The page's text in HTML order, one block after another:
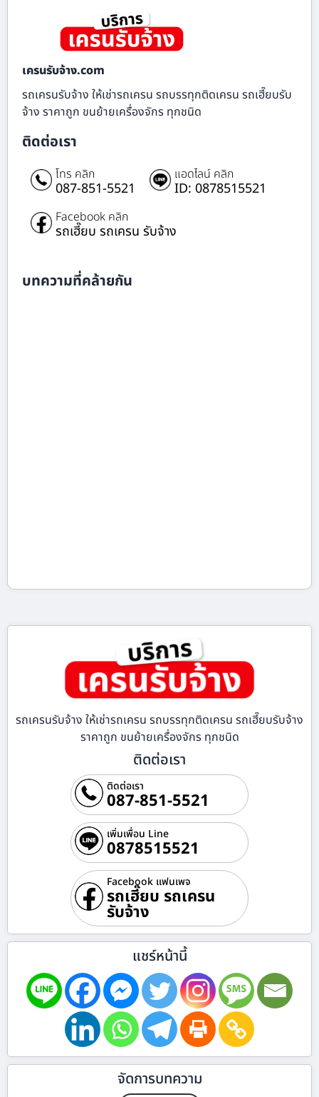
เครนรับจ้าง.com
รถเครนรับจ้าง ให้เช่ารถเครน รถบรรทุกติดเครน รถเฮี๊ยบรับ
จ้าง ราคาถูก ขนย้ายเครื่องจักร ทุกชนิด
ติดต่อเรา
โทร คลิก
087-851-5521
แอดไลน์ คลิก
ID: 0878515521
Facebook คลิก
รถเฮี๊ยบ รถเครน รับจ้าง
บทความที่คล้ายกัน
รถเครนรับจ้าง ให้เช่ารถเครน รถบรรทุกติดเครน รถเฮี๊ยบรับจ้าง
ราคาถูก ขนย้ายเครื่องจักร ทุกชนิด
ติดต่อเรา
ติดต่อเรา
087-851-5521
เพิ่มเพื่อน Line
0878515521
Facebook แฟนเพจ
รถเฮี๊ยบ รถเครน
รับจ้าง
แชร์หน้านี้
จัดการบทความ